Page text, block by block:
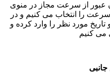
عبور از سرعت مجاز در منوی
را انتخاب می کنیم و در
مورد نظر را وارد کرده و
می کنیم